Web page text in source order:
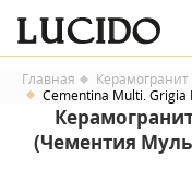
Главная Керамогранит
Cementina Multi. Grigia
(Чементия